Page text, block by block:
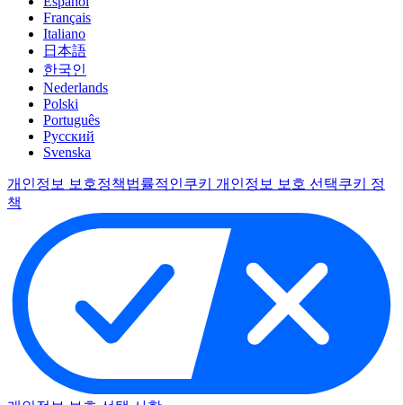
Français
Italiano
日本語
한국인
Nederlands
Polski
Português
Pусский
Svenska
개인정보 보호정책법률적인쿠키 개인정보 보호 선택쿠키 정
책